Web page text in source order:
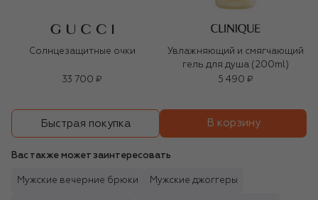
Солнцезащитные очки
33 700 ₽
Увлажняющий и смягчающий
гель для душа (200ml)
5 490 ₽
Быстрая покупка В корзину
Вас также может заинтересовать
Мужские вечерние брюки Мужские джоггеры